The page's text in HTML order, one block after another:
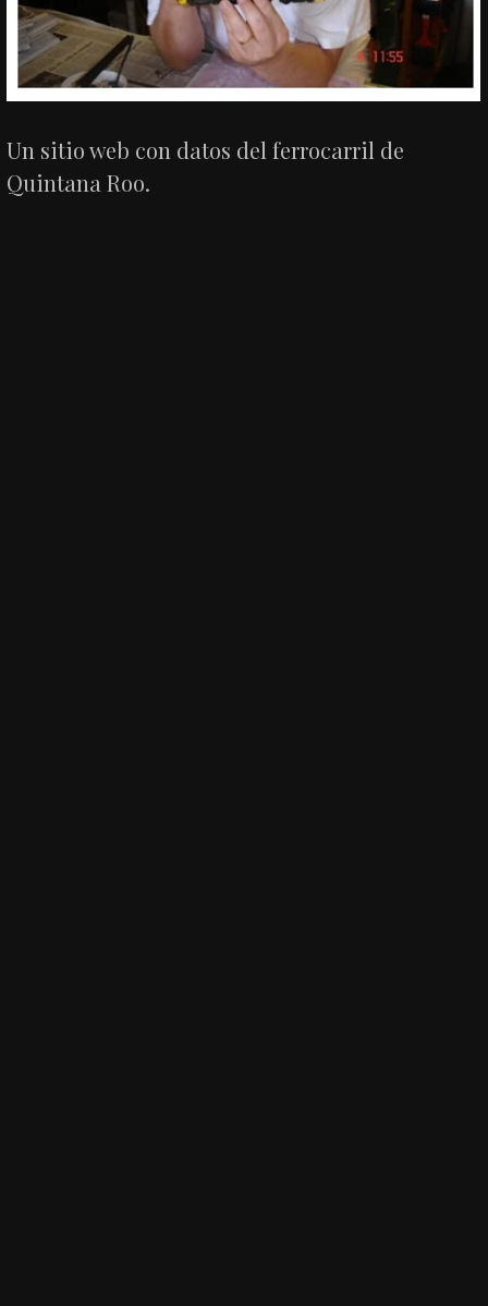
Un sitio web con datos del ferrocarril de
Quintana Roo.